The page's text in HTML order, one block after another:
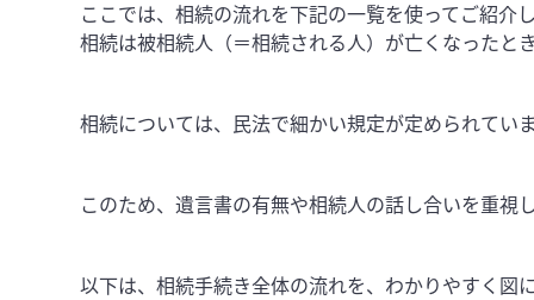
ここでは、相続の流れを下記の一覧を使ってご紹介
相続は被相続人（＝相続される人）が亡くなったと
相続については、民法で細かい規定が定められてい
このため、遺言書の有無や相続人の話し合いを重視
以下は、相続手続き全体の流れを、わかりやすく図